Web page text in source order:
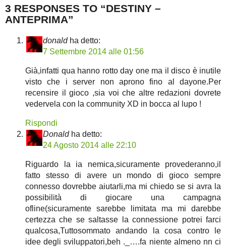
3 RESPONSES TO “DESTINY –
ANTEPRIMA”
donald ha detto:
7 Settembre 2014 alle 01:56
Già,infatti qua hanno rotto day one ma il disco è inutile
visto che i server non aprono fino al dayone.Per
recensire il gioco ,sia voi che altre redazioni dovrete
vedervela con la community XD in bocca al lupo !
Rispondi
Donald ha detto:
24 Agosto 2014 alle 22:10
Riguardo la ia nemica,sicuramente provederanno,il
fatto stesso di avere un mondo di gioco sempre
connesso dovrebbe aiutarli,ma mi chiedo se si avra la
possibilità di giocare una campagna
ofline(sicuramente sarebbe limitata ma mi darebbe
certezza che se saltasse la connessione potrei farci
qualcosa,Tuttosommato andando la cosa contro le
idee degli sviluppatori,beh ._….fa niente almeno nn ci